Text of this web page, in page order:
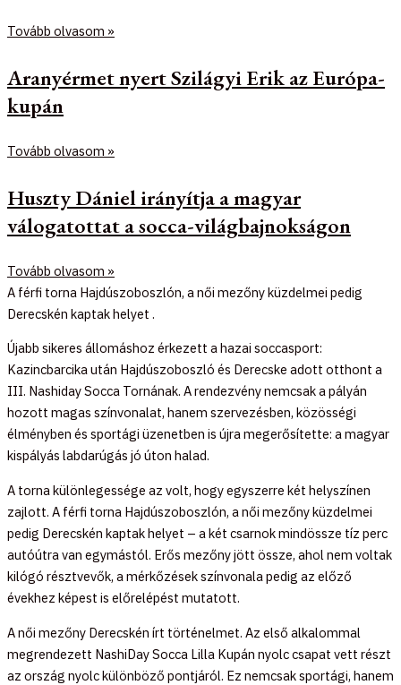
Tovább olvasom »
Aranyérmet nyert Szilágyi Erik az Európa-
kupán
Tovább olvasom »
Huszty Dániel irányítja a magyar
válogatottat a socca-világbajnokságon
Tovább olvasom »
A férfi torna Hajdúszoboszlón, a női mezőny küzdelmei pedig
Derecskén kaptak helyet .
Újabb sikeres állomáshoz érkezett a hazai soccasport:
Kazincbarcika után Hajdúszoboszló és Derecske adott otthont a
III. Nashiday Socca Tornának. A rendezvény nemcsak a pályán
hozott magas színvonalat, hanem szervezésben, közösségi
élményben és sportági üzenetben is újra megerősítette: a magyar
kispályás labdarúgás jó úton halad.
A torna különlegessége az volt, hogy egyszerre két helyszínen
zajlott. A férfi torna Hajdúszoboszlón, a női mezőny küzdelmei
pedig Derecskén kaptak helyet – a két csarnok mindössze tíz perc
autóútra van egymástól. Erős mezőny jött össze, ahol nem voltak
kilógó résztvevők, a mérkőzések színvonala pedig az előző
évekhez képest is előrelépést mutatott.
A női mezőny Derecskén írt történelmet. Az első alkalommal
megrendezett NashiDay Socca Lilla Kupán nyolc csapat vett részt
az ország nyolc különböző pontjáról. Ez nemcsak sportági, hanem